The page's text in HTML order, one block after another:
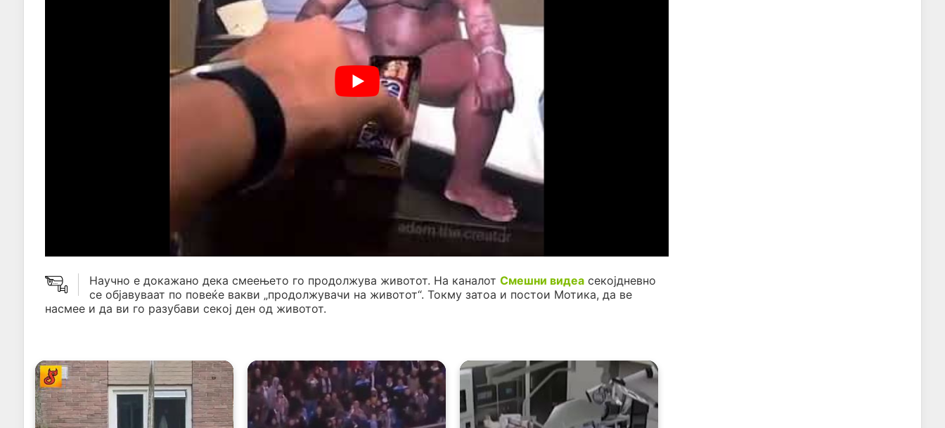
Научно е докажано дека смеењето го продолжува животот. На каналот Смешни видеа секојдневно
се објавуваат по повеќе вакви „продолжувачи на животот“. Токму затоа и постои Мотика, да ве
насмее и да ви го разубави секој ден од животот.